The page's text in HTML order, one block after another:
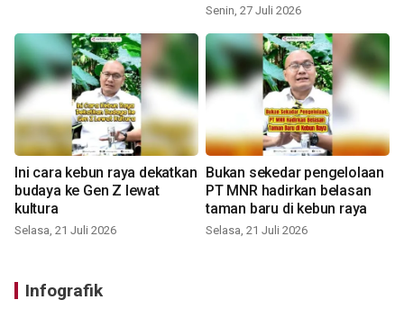
Senin, 27 Juli 2026
Ini cara kebun raya dekatkan
budaya ke Gen Z lewat
kultura
Selasa, 21 Juli 2026
Bukan sekedar pengelolaan
PT MNR hadirkan belasan
taman baru di kebun raya
Selasa, 21 Juli 2026
Infografik